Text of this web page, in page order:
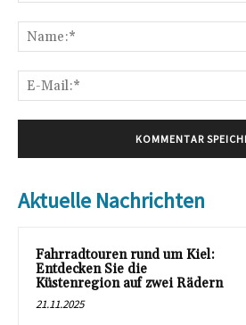
Aktuelle Nachrichten
Fahrradtouren rund um Kiel:
Entdecken Sie die
Küstenregion auf zwei Rädern
21.11.2025